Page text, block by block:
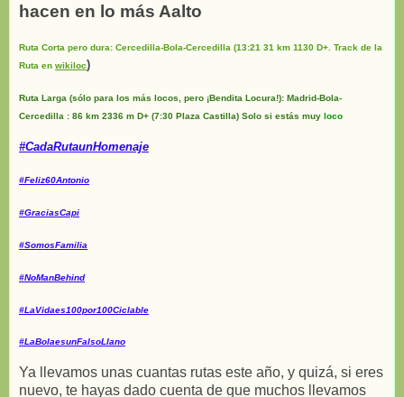
hacen en lo más Aalto
Ruta Corta pero dura: Cercedilla-Bola-Cercedilla (13:21 31 km 1130 D+. Track de la
Ruta en wikiloc)
Ruta Larga (sólo para los más locos, pero ¡Bendita Locura!): Madrid-Bola-
Cercedilla : 86 km 2336 m D+ (7:30 Plaza Castilla) Solo si estás muy loco
#CadaRutaunHomenaje
#Feliz60Antonio
#GraciasCapi
#SomosFamilia
#NoManBehind
#LaVidaes100por100Ciclable
#LaBolaesunFalsoLlano
Ya llevamos unas cuantas rutas este año, y quizá, si eres
nuevo, te hayas dado cuenta de que muchos llevamos